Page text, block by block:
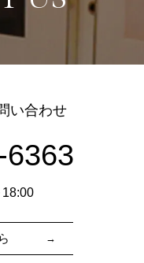
い合わせ